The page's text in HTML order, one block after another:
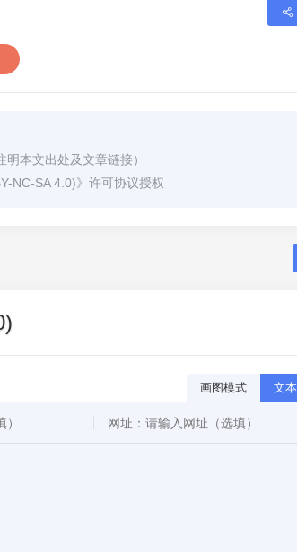
明本文出处及文章链接）
NC-SA 4.0)》许可协议授权
画图模式 文